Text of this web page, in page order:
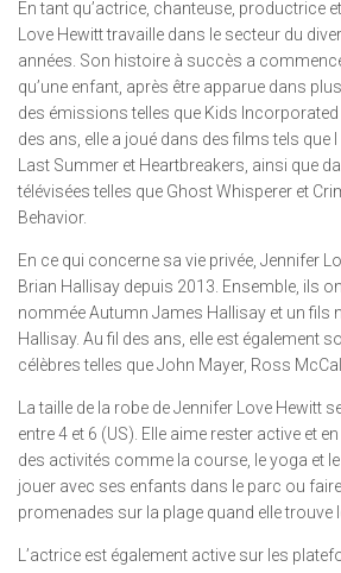
En tant qu’actrice, chanteuse, productrice
Love Hewitt travaille dans le secteur du
années. Son histoire à succès a commencé
qu’une enfant, après être apparue dans
des émissions telles que Kids Incorporated
des ans, elle a joué dans des films tels que
Last Summer et Heartbreakers, ainsi que
télévisées telles que Ghost Whisperer et
Behavior.
En ce qui concerne sa vie privée, Jennifer
Brian Hallisay depuis 2013. Ensemble, ils
nommée Autumn James Hallisay et un fils
Hallisay. Au fil des ans, elle est également
célèbres telles que John Mayer, Ross
La taille de la robe de Jennifer Love Hewitt
entre 4 et 6 (US). Elle aime rester active et
des activités comme la course, le yoga et
jouer avec ses enfants dans le parc ou
promenades sur la plage quand elle trouve
L’actrice est également active sur les